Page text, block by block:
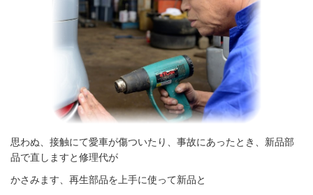
思わぬ、接触にて愛車が傷ついたり、事故にあったとき、新品部
品で直しますと修理代が
かさみます、再生部品を上手に使って新品と